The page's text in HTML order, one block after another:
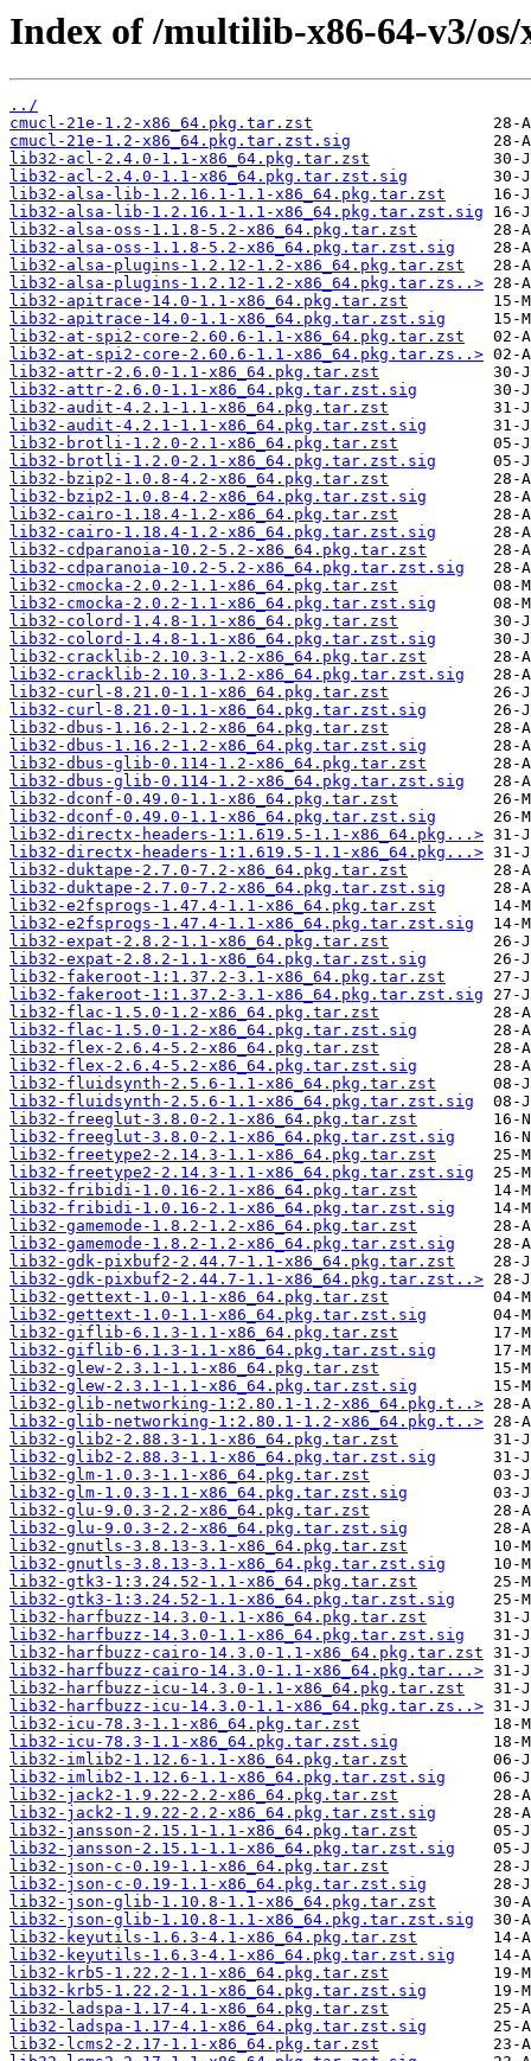
Index of /multilib-x86-64-v3/os/
../
cmucl-21e-1.2-x86_64.pkg.tar.zst
cmucl-21e-1.2-x86_64.pkg.tar.zst.sig
lib32-acl-2.4.0-1.1-x86_64.pkg.tar.zst
lib32-acl-2.4.0-1.1-x86_64.pkg.tar.zst.sig
lib32-alsa-lib-1.2.16.1-1.1-x86_64.pkg.tar.zst
lib32-alsa-lib-1.2.16.1-1.1-x86_64.pkg.tar.zst.sig
lib32-alsa-oss-1.1.8-5.2-x86_64.pkg.tar.zst
lib32-alsa-oss-1.1.8-5.2-x86_64.pkg.tar.zst.sig
lib32-alsa-plugins-1.2.12-1.2-x86_64.pkg.tar.zst
lib32-alsa-plugins-1.2.12-1.2-x86_64.pkg.tar.zs..>
lib32-apitrace-14.0-1.1-x86_64.pkg.tar.zst
lib32-apitrace-14.0-1.1-x86_64.pkg.tar.zst.sig
lib32-at-spi2-core-2.60.6-1.1-x86_64.pkg.tar.zst
lib32-at-spi2-core-2.60.6-1.1-x86_64.pkg.tar.zs..>
lib32-attr-2.6.0-1.1-x86_64.pkg.tar.zst
lib32-attr-2.6.0-1.1-x86_64.pkg.tar.zst.sig
lib32-audit-4.2.1-1.1-x86_64.pkg.tar.zst
lib32-audit-4.2.1-1.1-x86_64.pkg.tar.zst.sig
lib32-brotli-1.2.0-2.1-x86_64.pkg.tar.zst
lib32-brotli-1.2.0-2.1-x86_64.pkg.tar.zst.sig
lib32-bzip2-1.0.8-4.2-x86_64.pkg.tar.zst
lib32-bzip2-1.0.8-4.2-x86_64.pkg.tar.zst.sig
lib32-cairo-1.18.4-1.2-x86_64.pkg.tar.zst
lib32-cairo-1.18.4-1.2-x86_64.pkg.tar.zst.sig
lib32-cdparanoia-10.2-5.2-x86_64.pkg.tar.zst
lib32-cdparanoia-10.2-5.2-x86_64.pkg.tar.zst.sig
lib32-cmocka-2.0.2-1.1-x86_64.pkg.tar.zst
lib32-cmocka-2.0.2-1.1-x86_64.pkg.tar.zst.sig
lib32-colord-1.4.8-1.1-x86_64.pkg.tar.zst
lib32-colord-1.4.8-1.1-x86_64.pkg.tar.zst.sig
lib32-cracklib-2.10.3-1.2-x86_64.pkg.tar.zst
lib32-cracklib-2.10.3-1.2-x86_64.pkg.tar.zst.sig
lib32-curl-8.21.0-1.1-x86_64.pkg.tar.zst
lib32-curl-8.21.0-1.1-x86_64.pkg.tar.zst.sig
lib32-dbus-1.16.2-1.2-x86_64.pkg.tar.zst
lib32-dbus-1.16.2-1.2-x86_64.pkg.tar.zst.sig
lib32-dbus-glib-0.114-1.2-x86_64.pkg.tar.zst
lib32-dbus-glib-0.114-1.2-x86_64.pkg.tar.zst.sig
lib32-dconf-0.49.0-1.1-x86_64.pkg.tar.zst
lib32-dconf-0.49.0-1.1-x86_64.pkg.tar.zst.sig
lib32-directx-headers-1:1.619.5-1.1-x86_64.pkg...>
lib32-directx-headers-1:1.619.5-1.1-x86_64.pkg...>
lib32-duktape-2.7.0-7.2-x86_64.pkg.tar.zst
lib32-duktape-2.7.0-7.2-x86_64.pkg.tar.zst.sig
lib32-e2fsprogs-1.47.4-1.1-x86_64.pkg.tar.zst
lib32-e2fsprogs-1.47.4-1.1-x86_64.pkg.tar.zst.sig
lib32-expat-2.8.2-1.1-x86_64.pkg.tar.zst
lib32-expat-2.8.2-1.1-x86_64.pkg.tar.zst.sig
lib32-fakeroot-1:1.37.2-3.1-x86_64.pkg.tar.zst
lib32-fakeroot-1:1.37.2-3.1-x86_64.pkg.tar.zst.sig
lib32-flac-1.5.0-1.2-x86_64.pkg.tar.zst
lib32-flac-1.5.0-1.2-x86_64.pkg.tar.zst.sig
lib32-flex-2.6.4-5.2-x86_64.pkg.tar.zst
lib32-flex-2.6.4-5.2-x86_64.pkg.tar.zst.sig
lib32-fluidsynth-2.5.6-1.1-x86_64.pkg.tar.zst
lib32-fluidsynth-2.5.6-1.1-x86_64.pkg.tar.zst.sig
lib32-freeglut-3.8.0-2.1-x86_64.pkg.tar.zst
lib32-freeglut-3.8.0-2.1-x86_64.pkg.tar.zst.sig
lib32-freetype2-2.14.3-1.1-x86_64.pkg.tar.zst
lib32-freetype2-2.14.3-1.1-x86_64.pkg.tar.zst.sig
lib32-fribidi-1.0.16-2.1-x86_64.pkg.tar.zst
lib32-fribidi-1.0.16-2.1-x86_64.pkg.tar.zst.sig
lib32-gamemode-1.8.2-1.2-x86_64.pkg.tar.zst
lib32-gamemode-1.8.2-1.2-x86_64.pkg.tar.zst.sig
lib32-gdk-pixbuf2-2.44.7-1.1-x86_64.pkg.tar.zst
lib32-gdk-pixbuf2-2.44.7-1.1-x86_64.pkg.tar.zst..>
lib32-gettext-1.0-1.1-x86_64.pkg.tar.zst
lib32-gettext-1.0-1.1-x86_64.pkg.tar.zst.sig
lib32-giflib-6.1.3-1.1-x86_64.pkg.tar.zst
lib32-giflib-6.1.3-1.1-x86_64.pkg.tar.zst.sig
lib32-glew-2.3.1-1.1-x86_64.pkg.tar.zst
lib32-glew-2.3.1-1.1-x86_64.pkg.tar.zst.sig
lib32-glib-networking-1:2.80.1-1.2-x86_64.pkg.t..>
lib32-glib-networking-1:2.80.1-1.2-x86_64.pkg.t..>
lib32-glib2-2.88.3-1.1-x86_64.pkg.tar.zst
lib32-glib2-2.88.3-1.1-x86_64.pkg.tar.zst.sig
lib32-glm-1.0.3-1.1-x86_64.pkg.tar.zst
lib32-glm-1.0.3-1.1-x86_64.pkg.tar.zst.sig
lib32-glu-9.0.3-2.2-x86_64.pkg.tar.zst
lib32-glu-9.0.3-2.2-x86_64.pkg.tar.zst.sig
lib32-gnutls-3.8.13-3.1-x86_64.pkg.tar.zst
lib32-gnutls-3.8.13-3.1-x86_64.pkg.tar.zst.sig
lib32-gtk3-1:3.24.52-1.1-x86_64.pkg.tar.zst
lib32-gtk3-1:3.24.52-1.1-x86_64.pkg.tar.zst.sig
lib32-harfbuzz-14.3.0-1.1-x86_64.pkg.tar.zst
lib32-harfbuzz-14.3.0-1.1-x86_64.pkg.tar.zst.sig
lib32-harfbuzz-cairo-14.3.0-1.1-x86_64.pkg.tar.zst
lib32-harfbuzz-cairo-14.3.0-1.1-x86_64.pkg.tar...>
lib32-harfbuzz-icu-14.3.0-1.1-x86_64.pkg.tar.zst
lib32-harfbuzz-icu-14.3.0-1.1-x86_64.pkg.tar.zs..>
lib32-icu-78.3-1.1-x86_64.pkg.tar.zst
lib32-icu-78.3-1.1-x86_64.pkg.tar.zst.sig
lib32-imlib2-1.12.6-1.1-x86_64.pkg.tar.zst
lib32-imlib2-1.12.6-1.1-x86_64.pkg.tar.zst.sig
lib32-jack2-1.9.22-2.2-x86_64.pkg.tar.zst
lib32-jack2-1.9.22-2.2-x86_64.pkg.tar.zst.sig
lib32-jansson-2.15.1-1.1-x86_64.pkg.tar.zst
lib32-jansson-2.15.1-1.1-x86_64.pkg.tar.zst.sig
lib32-json-c-0.19-1.1-x86_64.pkg.tar.zst
lib32-json-c-0.19-1.1-x86_64.pkg.tar.zst.sig
lib32-json-glib-1.10.8-1.1-x86_64.pkg.tar.zst
lib32-json-glib-1.10.8-1.1-x86_64.pkg.tar.zst.sig
lib32-keyutils-1.6.3-4.1-x86_64.pkg.tar.zst
lib32-keyutils-1.6.3-4.1-x86_64.pkg.tar.zst.sig
lib32-krb5-1.22.2-1.1-x86_64.pkg.tar.zst
lib32-krb5-1.22.2-1.1-x86_64.pkg.tar.zst.sig
lib32-ladspa-1.17-4.1-x86_64.pkg.tar.zst
lib32-ladspa-1.17-4.1-x86_64.pkg.tar.zst.sig
lib32-lcms2-2.17-1.1-x86_64.pkg.tar.zst